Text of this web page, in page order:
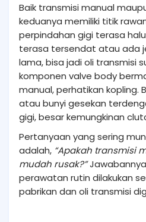
Baik transmisi manual
keduanya memiliki titik
perpindahan gigi terasa
terasa tersendat atau ada
lama, bisa jadi oli transmisi
komponen valve body
manual, perhatikan kopling.
atau bunyi gesekan
gigi, besar kemungkinan
Pertanyaan yang sering
adalah, “Apakah transmisi
mudah rusak?”
perawatan rutin dilakukan
pabrikan dan oli transmisi